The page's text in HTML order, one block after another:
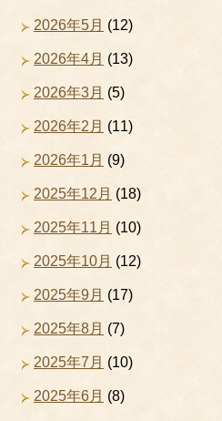
2026年5月 (12)
2026年4月 (13)
2026年3月 (5)
2026年2月 (11)
2026年1月 (9)
2025年12月 (18)
2025年11月 (10)
2025年10月 (12)
2025年9月 (17)
2025年8月 (7)
2025年7月 (10)
2025年6月 (8)